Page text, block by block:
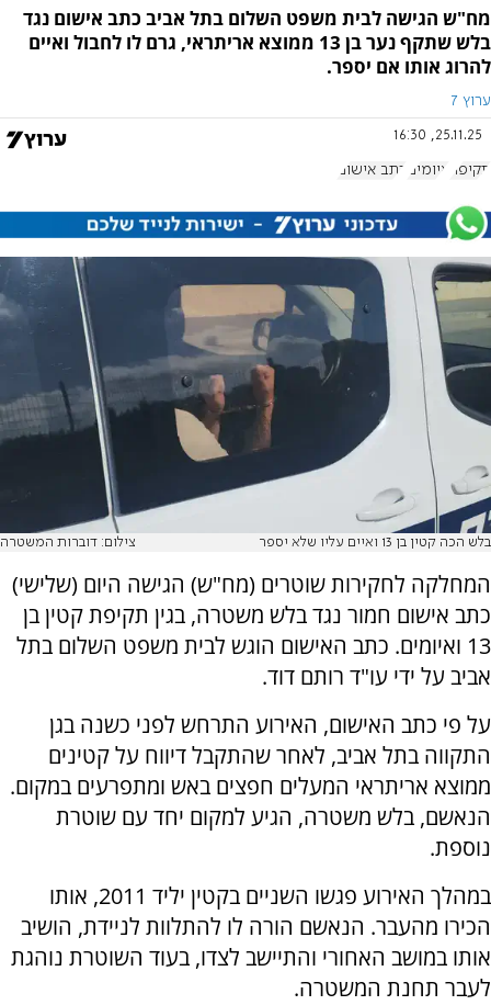
מח"ש הגישה לבית משפט השלום בתל אביב כתב אישום נגד
בלש שתקף נער בן 13 ממוצא אריתראי, גרם לו לחבול ואיים
להרוג אותו אם יספר.
ערוץ 7
25.11.25, 16:30
תקיפה איומים כתב אישום
בלש הכה קטין בן 13 ואיים עליו שלא יספר צילום: דוברות המשטרה
המחלקה לחקירות שוטרים (מח"ש) הגישה היום (שלישי)
כתב אישום חמור נגד בלש משטרה, בגין תקיפת קטין בן
13 ואיומים. כתב האישום הוגש לבית משפט השלום בתל
אביב על ידי עו"ד רותם דוד.
על פי כתב האישום, האירוע התרחש לפני כשנה בגן
התקווה בתל אביב, לאחר שהתקבל דיווח על קטינים
ממוצא אריתראי המעלים חפצים באש ומתפרעים במקום.
הנאשם, בלש משטרה, הגיע למקום יחד עם שוטרת
נוספת.
במהלך האירוע פגשו השניים בקטין יליד 2011, אותו
הכירו מהעבר. הנאשם הורה לו להתלוות לניידת, הושיב
אותו במושב האחורי והתיישב לצדו, בעוד השוטרת נוהגת
לעבר תחנת המשטרה.